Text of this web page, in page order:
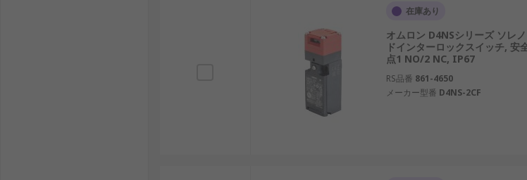
在庫あり
オムロン D4NSシリーズ ソレ
ドインターロックスイッチ, 安
点1 NO/2 NC, IP67
RS品番 861-4650
メーカー型番 D4NS-2CF